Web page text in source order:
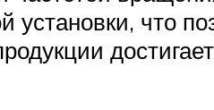
что